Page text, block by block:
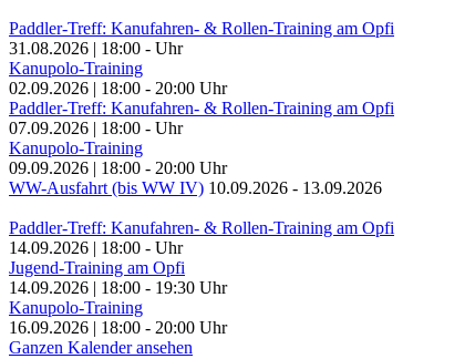
Paddler-Treff: Kanufahren- & Rollen-Training am Opfi
31.08.2026 | 18:00 - Uhr
Kanupolo-Training
02.09.2026 | 18:00 - 20:00 Uhr
Paddler-Treff: Kanufahren- & Rollen-Training am Opfi
07.09.2026 | 18:00 - Uhr
Kanupolo-Training
09.09.2026 | 18:00 - 20:00 Uhr
WW-Ausfahrt (bis WW IV) 10.09.2026 - 13.09.2026
Paddler-Treff: Kanufahren- & Rollen-Training am Opfi
14.09.2026 | 18:00 - Uhr
Jugend-Training am Opfi
14.09.2026 | 18:00 - 19:30 Uhr
Kanupolo-Training
16.09.2026 | 18:00 - 20:00 Uhr
Ganzen Kalender ansehen